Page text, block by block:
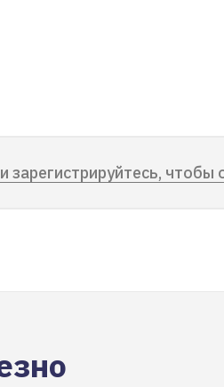
зарегистрируйтесь, чтобы